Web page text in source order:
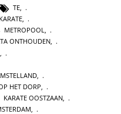
TE,
,
METROPOOL,
ONTHOUDEN,
HET DORP
KARATE OOSTZAAN